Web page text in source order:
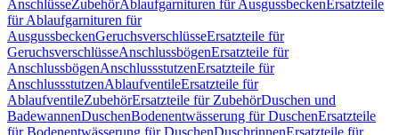
AnschlüsseZubehörAblaufgarnituren für AusgussbeckenErsatzteile
für Ablaufgarnituren für
AusgussbeckenGeruchsverschlüsseErsatzteile für
GeruchsverschlüsseAnschlussbögenErsatzteile für
AnschlussbögenAnschlussstutzenErsatzteile für
AnschlussstutzenAblaufventileErsatzteile für
AblaufventileZubehörErsatzteile für ZubehörDuschen und
BadewannenDuschenBodenentwässerung für DuschenErsatzteile
für Bodenentwässerung für DuschenDuschrinnenErsatzteile für